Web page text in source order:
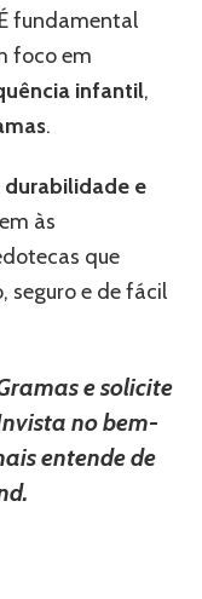
fundamental
foco em
infantil,
.
durabilidade e
às
que
seguro e de fácil
e solicite
no bem-
entende de